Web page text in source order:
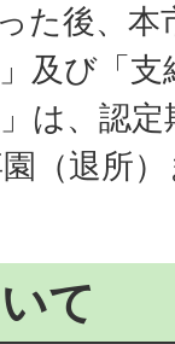
た後、本
及び「
は、認
（退所
て